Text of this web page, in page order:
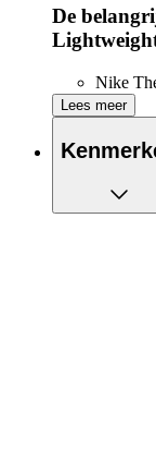
De
Nike
warmte
tijdens
Lees meer